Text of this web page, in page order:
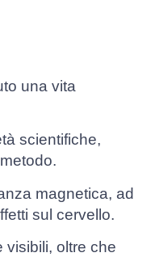
una vita
scientifiche,
magnetica, ad
sul cervello.
visibili, oltre che